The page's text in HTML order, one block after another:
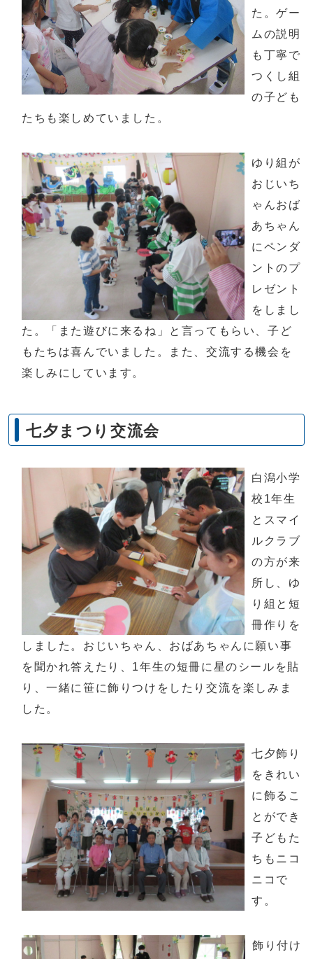
た。ゲー
ムの説明
も丁寧で
つくし組
の子ども
たちも楽しめていました。
ゆり組が
おじいち
ゃんおば
あちゃん
にペンダ
ントのプ
レゼント
をしまし
た。「また遊びに来るね」と言ってもらい、子ど
もたちは喜んでいました。また、交流する機会を
楽しみにしています。
七夕まつり交流会
白潟小学
校1年生
とスマイ
ルクラブ
の方が来
所し、ゆ
り組と短
冊作りを
しました。おじいちゃん、おばあちゃんに願い事
を聞かれ答えたり、1年生の短冊に星のシールを貼
り、一緒に笹に飾りつけをしたり交流を楽しみま
した。
七夕飾り
をきれい
に飾るこ
とができ
子どもた
ちもニコ
ニコで
す。
飾り付け